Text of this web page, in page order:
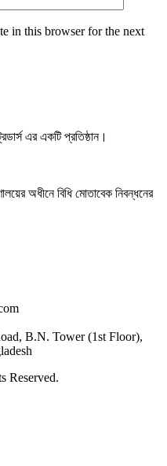
in this browser for the next
এর একটি প্রতিষ্ঠান।
অধীনে বিধি মোতাবেক নিবন্ধনের
B.N. Tower (1st Floor),
Reserved.